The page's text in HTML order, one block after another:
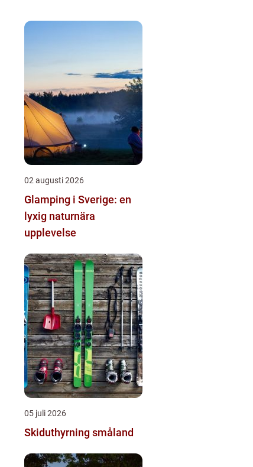
02 augusti 2026
Glamping i Sverige: en
lyxig naturnära
upplevelse
05 juli 2026
Skiduthyrning småland